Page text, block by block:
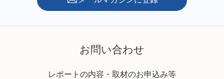
お問い合わせ
レポートの内容・取材のお申込み等